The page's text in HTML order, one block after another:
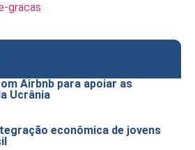
gracas
Airbnb para apoiar as
Ucrânia
econômica de jovens